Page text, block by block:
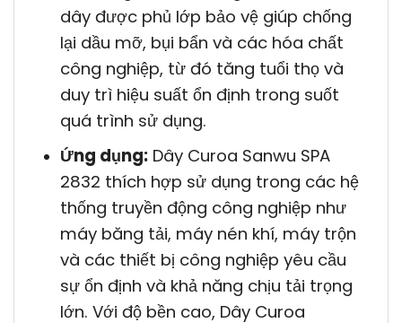
dây được phủ lớp bảo vệ giúp chống
lại dầu mỡ, bụi bẩn và các hóa chất
công nghiệp, từ đó tăng tuổi thọ và
duy trì hiệu suất ổn định trong suốt
quá trình sử dụng.
Ứng dụng:Dây Curoa Sanwu SPA
2832 thích hợp sử dụng trong các hệ
thống truyền động công nghiệp như
máy băng tải, máy nén khí, máy trộn
và các thiết bị công nghiệp yêu cầu
sự ổn định và khả năng chịu tải trọng
lớn. Với độ bền cao, Dây Curoa